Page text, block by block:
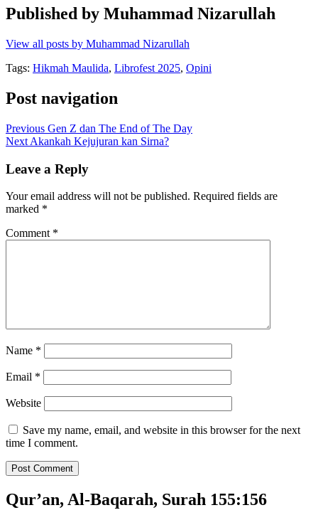
Published by Muhammad Nizarullah
View all posts by Muhammad Nizarullah
Tags: Hikmah Maulida, Librofest 2025, Opini
Post navigation
Previous Gen Z dan The End of The Day
Next Akankah Kejujuran kan Sirna?
Leave a Reply
Your email address will not be published. Required fields are
marked *
Comment *
Name *
Email *
Website
Save my name, email, and website in this browser for the next
time I comment.
Qur’an, Al-Baqarah, Surah 155:156